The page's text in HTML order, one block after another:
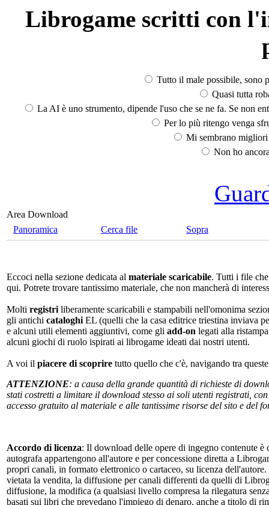
Librogame scritti con
Tutto il male possibile, sono
Quasi tutta
La AI è uno strumento, dipende l'uso che se ne fa. Se non
Per lo più ritengo venga
Mi sembrano
Non ho
Area Download
Panoramica
Cerca file Sopra
Eccoci nella sezione dedicata al materiale scaricabile. Tutti i file
qui. Potrete trovare tantissimo materiale, che non mancherà di
Molti registri liberamente scaricabili e stampabili nell'omonima
gli antichi cataloghi EL (quelli che la casa editrice triestina inviava
e alcuni utili elementi aggiuntivi, come gli add-on legati alla
alcuni giochi di ruolo ispirati ai librogame ideati dai nostri utenti.
A voi il piacere di scoprire tutto quello che c'è, navigando tra
ATTENZIONE: a causa della grande quantità di richieste di
stati costretti a limitare il download stesso ai soli utenti registrati,
accesso gratuito al materiale e alle tantissime risorse del sito e
Accordo di licenza: Il download delle opere di ingegno contenute
autografa appartengono all'autore e per concessione diretta a
propri canali, in formato elettronico o cartaceo, su licenza
vietata la vendita, la diffusione per canali differenti da quelli di
diffusione, la modifica (a qualsiasi livello compresa la rilegatura
basati sui libri che prevedano l'impiego di denaro, anche a titolo di